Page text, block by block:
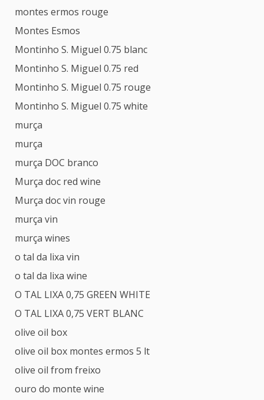
montes ermos rouge
Montes Esmos
Montinho S. Miguel 0.75 blanc
Montinho S. Miguel 0.75 red
Montinho S. Miguel 0.75 rouge
Montinho S. Miguel 0.75 white
murça
murça
murça DOC branco
Murça doc red wine
Murça doc vin rouge
murça vin
murça wines
o tal da lixa vin
o tal da lixa wine
O TAL LIXA 0,75 GREEN WHITE
O TAL LIXA 0,75 VERT BLANC
olive oil box
olive oil box montes ermos 5 lt
olive oil from freixo
ouro do monte wine